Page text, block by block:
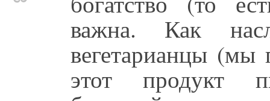
важна. Как
вегетарианцы (мы
этот продукт